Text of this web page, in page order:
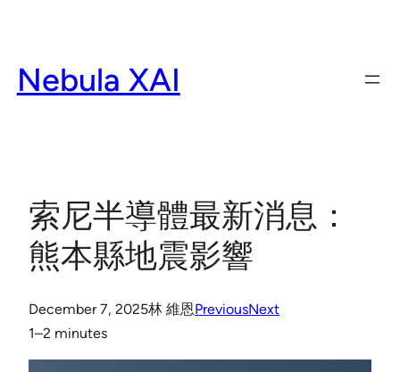
content
Nebula XAI
索尼半導體最新消息：
熊本縣地震影響
December 7, 2025林 維恩PreviousNext
1–2 minutes